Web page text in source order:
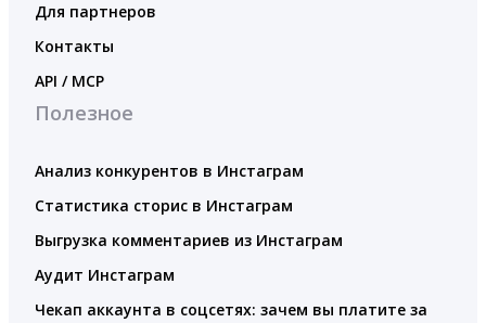
Для партнеров
Контакты
API / MCP
Полезное
Анализ конкурентов в Инстаграм
Статистика сторис в Инстаграм
Выгрузка комментариев из Инстаграм
Аудит Инстаграм
Чекап аккаунта в соцсетях: зачем вы платите за